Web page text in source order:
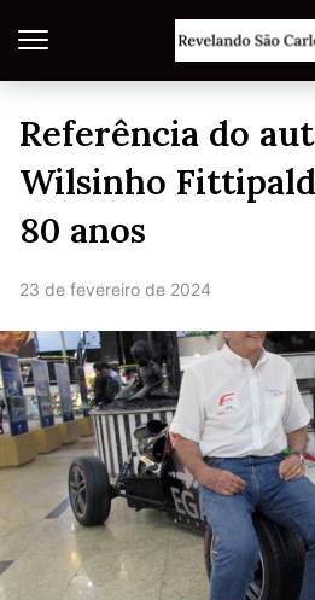
Referência do
Wilsinho
80 anos
23 de fevereiro de 2024